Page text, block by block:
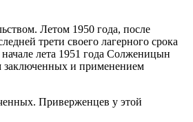
Летом 1950 года, после
трети своего лагерного срока
лета 1951 года Солженицын
заключенных и применением
Приверженцев у этой